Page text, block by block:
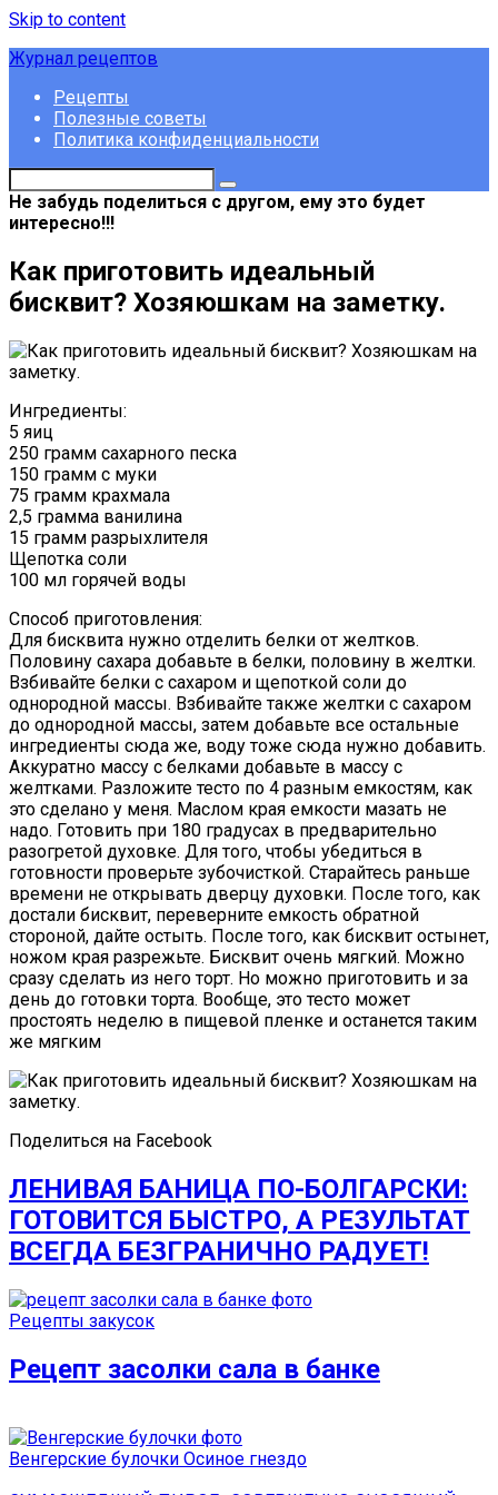
Skip to content
Журнал рецептов
Рецепты
Полезные советы
Политика конфиденциальности
Не забудь поделиться с другом, ему это будет
интересно!!!
Как приготовить идеальный
бисквит? Хозяюшкам на заметку.
Ингредиенты:
5 яиц
250 грамм сахарного песка
150 грамм с муки
75 грамм крахмала
2,5 грамма ванилина
15 грамм разрыхлителя
Щепотка соли
100 мл горячей воды
Способ приготовления:
Для бисквита нужно отделить белки от желтков.
Половину сахара добавьте в белки, половину в желтки.
Взбивайте белки с сахаром и щепоткой соли до
однородной массы. Взбивайте также желтки с сахаром
до однородной массы, затем добавьте все остальные
ингредиенты сюда же, воду тоже сюда нужно добавить.
Аккуратно массу с белками добавьте в массу с
желтками. Разложите тесто по 4 разным емкостям, как
это сделано у меня. Маслом края емкости мазать не
надо. Готовить при 180 градусах в предварительно
разогретой духовке. Для того, чтобы убедиться в
готовности проверьте зубочисткой. Старайтесь раньше
времени не открывать дверцу духовки. После того, как
достали бисквит, переверните емкость обратной
стороной, дайте остыть. После того, как бисквит остынет,
ножом края разрежьте. Бисквит очень мягкий. Можно
сразу сделать из него торт. Но можно приготовить и за
день до готовки торта. Вообще, это тесто может
простоять неделю в пищевой пленке и останется таким
же мягким
Поделиться на Facebook
ЛЕНИВАЯ БАНИЦА ПО-БОЛГАРСКИ:
ГОТОВИТСЯ БЫСТРО, А РЕЗУЛЬТАТ
ВСЕГДА БЕЗГРАНИЧНО РАДУЕТ!
Рецепты закусок
Рецепт засолки сала в банке
Венгерские булочки Осиное гнездо